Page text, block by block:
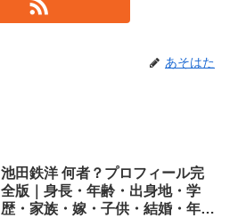
あそはた
池田鉄洋 何者？プロフィール完
全版｜身長・年齢・出身地・学
歴・家族・嫁・子供・結婚・年収